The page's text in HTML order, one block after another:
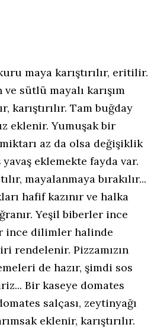
maya karıştırılır, eritilir.
ve sütlü mayalı karışım
karıştırılır. Tam buğday
eklenir. Yumuşak bir
az da olsa değişiklik
eklemekte fayda var.
mayalanmaya bırakılır...
hafif kazınır ve halka
Yeşil biberler ince
ince dilimler halinde
rendelenir. Pizzamızın
de hazır, şimdi sos
Bir kaseye domates
salçası, zeytinyağı
eklenir, karıştırılır.